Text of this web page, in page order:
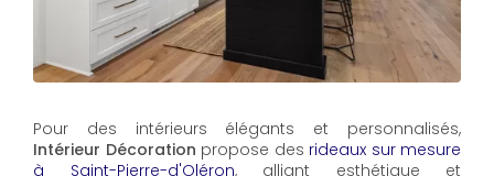
Pour des intérieurs élégants et personnalisés,
Intérieur Décoration propose des rideaux sur mesure
à Saint-Pierre-d'Oléron, alliant esthétique et